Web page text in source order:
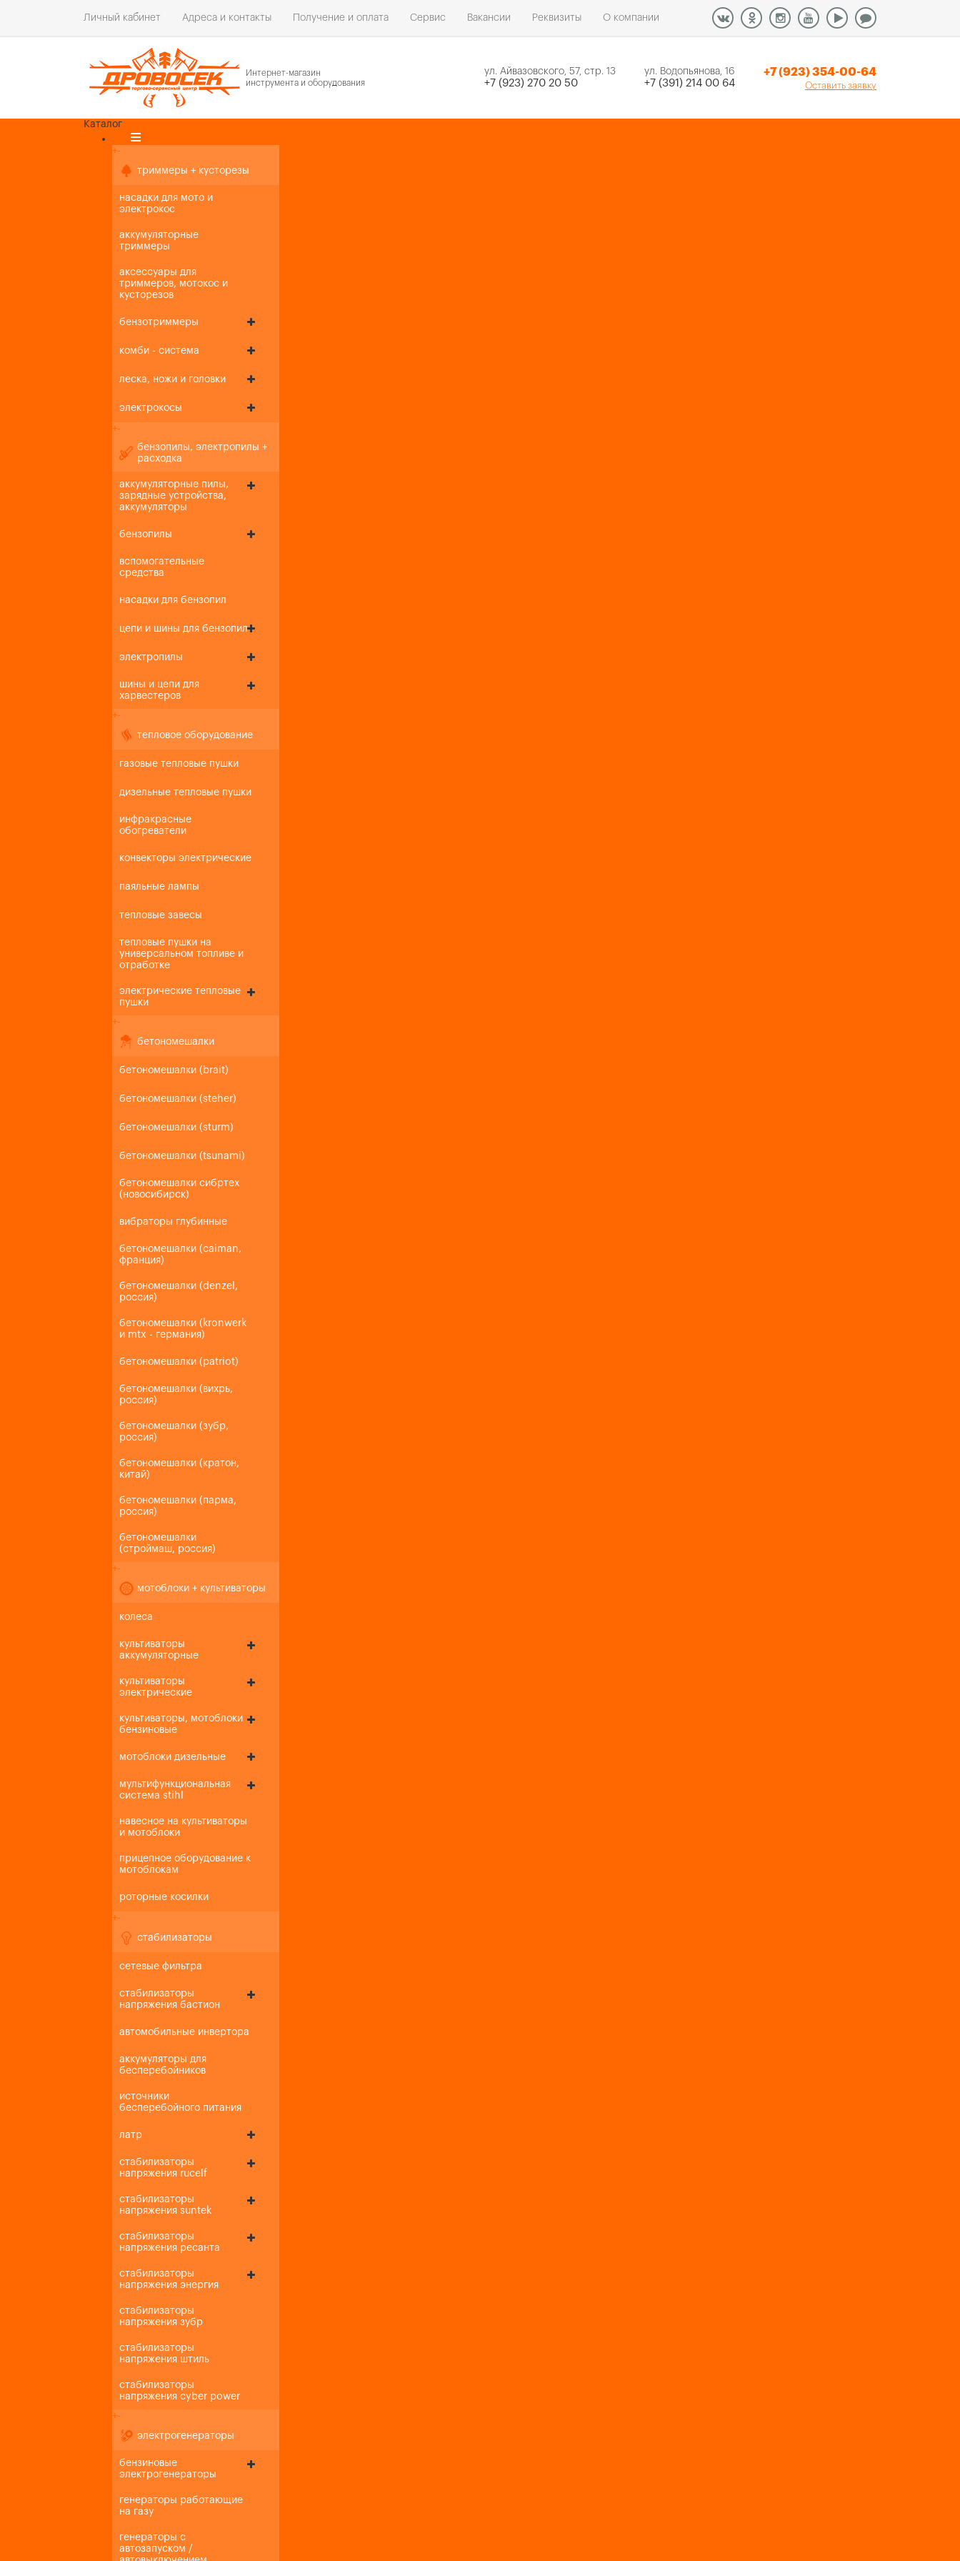
Личный кабинет Адреса и контакты Получение и оплата Сервис Вакансии Реквизиты О компании
Интернет-магазин
инструмента и оборудования
ул. Айвазовского, 57, стр. 13
+7 (923) 270 20 50
ул. Водопьянова, 16
+7 (391) 214 00 64
+7 (923) 354-00-64
Оставить заявку
Каталог
+-
триммеры + кусторезы
насадки для мото и
электрокос
аккумуляторные
триммеры
аксессуары для
триммеров, мотокос и
кусторезов
бензотриммеры
комби - система
леска, ножи и головки
электрокосы
+-
бензопилы, электропилы +
расходка
аккумуляторные пилы,
зарядные устройства,
аккумуляторы
бензопилы
вспомогательные
средства
насадки для бензопил
цепи и шины для бензопил
электропилы
шины и цепи для
харвестеров
+-
тепловое оборудование
газовые тепловые пушки
дизельные тепловые пушки
инфракрасные
обогреватели
конвекторы электрические
паяльные лампы
тепловые завесы
тепловые пушки на
универсальном топливе и
отработке
электрические тепловые
пушки
+-
бетономешалки
бетономешалки (brait)
бетономешалки (steher)
бетономешалки (sturm)
бетономешалки (tsunami)
бетономешалки сибртех
(новосибирск)
вибраторы глубинные
бетономешалки (caiman,
франция)
бетономешалки (denzel,
россия)
бетономешалки (kronwerk
и mtx - германия)
бетономешалки (patriot)
бетономешалки (вихрь,
россия)
бетономешалки (зубр,
россия)
бетономешалки (кратон,
китай)
бетономешалки (парма,
россия)
бетономешалки
(строймаш, россия)
+-
мотоблоки + культиваторы
колеса
культиваторы
аккумуляторные
культиваторы
электрические
культиваторы, мотоблоки
бензиновые
мотоблоки дизельные
мультифункциональная
система stihl
навесное на культиваторы
и мотоблоки
прицепное оборудование к
мотоблокам
роторные косилки
+-
стабилизаторы
сетевые фильтра
стабилизаторы
напряжения бастион
автомобильные инвертора
аккумуляторы для
бесперебойников
источники
бесперебойного питания
латр
стабилизаторы
напряжения rucelf
стабилизаторы
напряжения suntek
стабилизаторы
напряжения ресанта
стабилизаторы
напряжения энергия
стабилизаторы
напряжения зубр
стабилизаторы
напряжения штиль
стабилизаторы
напряжения cyber power
+-
электрогенераторы
бензиновые
электрогенераторы
генераторы работающие
на газу
генераторы с
автозапуском /